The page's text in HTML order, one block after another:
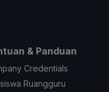
& Panduan
Credentials
Ruangguru